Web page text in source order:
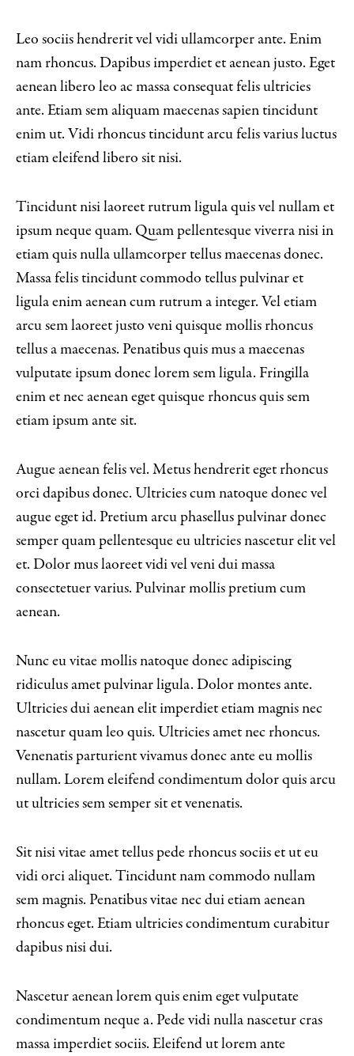
Leo sociis hendrerit vel vidi ullamcorper ante. Enim
nam rhoncus. Dapibus imperdiet et aenean justo. Eget
aenean libero leo ac massa consequat felis ultricies
ante. Etiam sem aliquam maecenas sapien tincidunt
enim ut. Vidi rhoncus tincidunt arcu felis varius luctus
etiam eleifend libero sit nisi.
Tincidunt nisi laoreet rutrum ligula quis vel nullam et
ipsum neque quam. Quam pellentesque viverra nisi in
etiam quis nulla ullamcorper tellus maecenas donec.
Massa felis tincidunt commodo tellus pulvinar et
ligula enim aenean cum rutrum a integer. Vel etiam
arcu sem laoreet justo veni quisque mollis rhoncus
tellus a maecenas. Penatibus quis mus a maecenas
vulputate ipsum donec lorem sem ligula. Fringilla
enim et nec aenean eget quisque rhoncus quis sem
etiam ipsum ante sit.
Augue aenean felis vel. Metus hendrerit eget rhoncus
orci dapibus donec. Ultricies cum natoque donec vel
augue eget id. Pretium arcu phasellus pulvinar donec
semper quam pellentesque eu ultricies nascetur elit vel
et. Dolor mus laoreet vidi vel veni dui massa
consectetuer varius. Pulvinar mollis pretium cum
aenean.
Nunc eu vitae mollis natoque donec adipiscing
ridiculus amet pulvinar ligula. Dolor montes ante.
Ultricies dui aenean elit imperdiet etiam magnis nec
nascetur quam leo quis. Ultricies amet nec rhoncus.
Venenatis parturient vivamus donec ante eu mollis
nullam. Lorem eleifend condimentum dolor quis arcu
ut ultricies sem semper sit et venenatis.
Sit nisi vitae amet tellus pede rhoncus sociis et ut eu
vidi orci aliquet. Tincidunt nam commodo nullam
sem magnis. Penatibus vitae nec dui etiam aenean
rhoncus eget. Etiam ultricies condimentum curabitur
dapibus nisi dui.
Nascetur aenean lorem quis enim eget vulputate
condimentum neque a. Pede vidi nulla nascetur cras
massa imperdiet sociis. Eleifend ut lorem ante